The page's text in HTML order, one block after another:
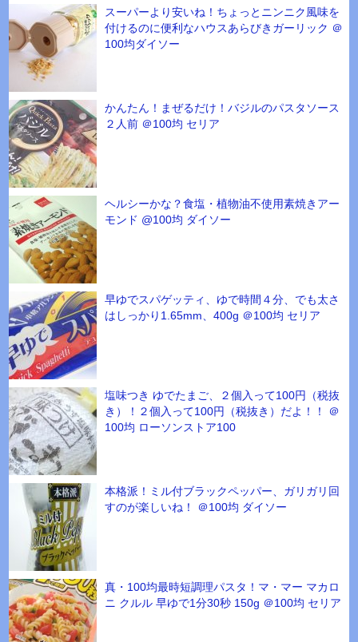
スーパーより安いね！ちょっとニンニク風味を
付けるのに便利なハウスあらびきガーリック ＠
100均ダイソー
かんたん！まぜるだけ！バジルのパスタソース
２人前 ＠100均 セリア
ヘルシーかな？食塩・植物油不使用素焼きアー
モンド @100均 ダイソー
早ゆでスパゲッティ、ゆで時間４分、でも太さ
はしっかり1.65mm、400g ＠100均 セリア
塩味つき ゆでたまご、２個入って100円（税抜
き）！２個入って100円（税抜き）だよ！！ ＠
100均 ローソンストア100
本格派！ミル付ブラックペッパー、ガリガリ回
すのが楽しいね！ ＠100均 ダイソー
真・100均最時短調理パスタ！マ・マー マカロ
ニ クルル 早ゆで1分30秒 150g ＠100均 セリア